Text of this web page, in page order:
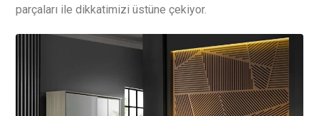
parçaları ile dikkatimizi üstüne çekiyor.